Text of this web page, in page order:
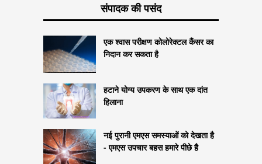
संपादक की पसंद
एक श्वास परीक्षण कोलोरेक्टल कैंसर का
निदान कर सकता है
हटाने योग्य उपकरण के साथ एक दांत
हिलाना
नई पुरानी एमएस समस्याओं को देखता है
- एमएस उपचार बहस हमारे पीछे है